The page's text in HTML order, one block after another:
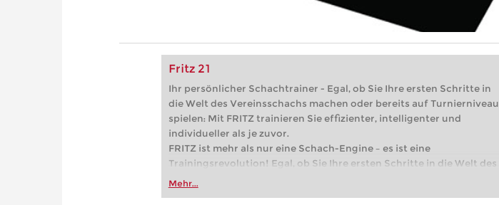
Fritz 21
Ihr persönlicher Schachtrainer - Egal, ob Sie Ihre ersten Schritte in
die Welt des Vereinsschachs machen oder bereits auf Turnierniveau
spielen: Mit FRITZ trainieren Sie effizienter, intelligenter und
individueller als je zuvor.
FRITZ ist mehr als nur eine Schach-Engine – es ist eine
Trainingsrevolution! Egal, ob Sie Ihre ersten Schritte in die Welt des
Vereinsschachs machen oder bereits auf Turnierniveau spielen: Mit
Mehr...